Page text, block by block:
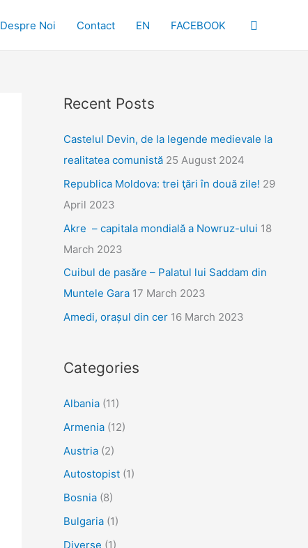
Despre Noi Contact EN FACEBOOK Search
Recent Posts
Castelul Devin, de la legende medievale la
realitatea comunistă 25 August 2024
Republica Moldova: trei ţări în două zile! 29
April 2023
Akre – capitala mondială a Nowruz-ului 18
March 2023
Cuibul de pasăre – Palatul lui Saddam din
Muntele Gara 17 March 2023
Amedi, orașul din cer 16 March 2023
Categories
Albania(11)
Armenia(12)
Austria(2)
Autostopist(1)
Bosnia(8)
Bulgaria(1)
Diverse (1)